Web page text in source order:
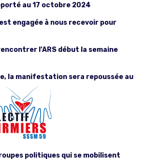
au 17 octobre 2024
engagée à nous recevoir pour
l’ARS début la semaine
la manifestation sera repoussée au
politiques qui se mobilisent